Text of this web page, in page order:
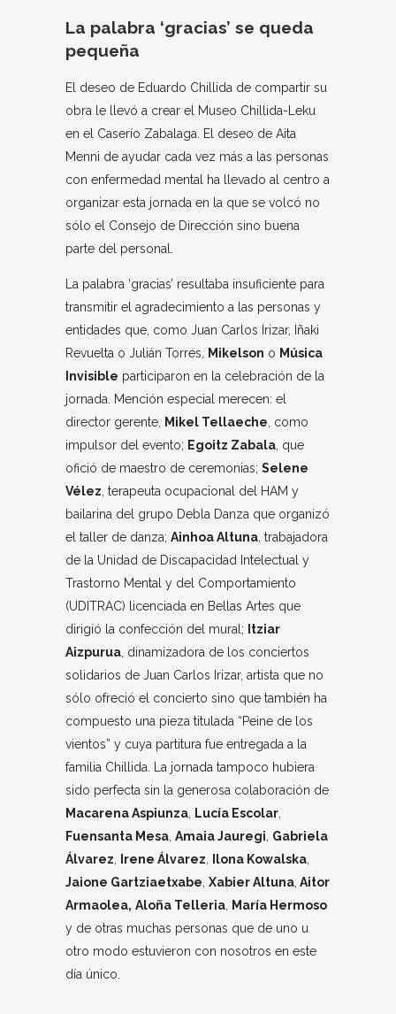
La palabra ‘gracias’ se queda
pequeña
El deseo de Eduardo Chillida de compartir su
obra le llevó a crear el Museo Chillida-Leku
en el Caserío Zabalaga. El deseo de Aita
Menni de ayudar cada vez más a las personas
con enfermedad mental ha llevado al centro a
organizar esta jornada en la que se volcó no
sólo el Consejo de Dirección sino buena
parte del personal.
La palabra ‘gracias’ resultaba insuficiente para
transmitir el agradecimiento a las personas y
entidades que, como Juan Carlos Irizar, Iñaki
Revuelta o Julián Torres, Mikelson o Música
Invisible participaron en la celebración de la
jornada. Mención especial merecen: el
director gerente, Mikel Tellaeche, como
impulsor del evento; Egoitz Zabala, que
ofició de maestro de ceremonias; Selene
Vélez, terapeuta ocupacional del HAM y
bailarina del grupo Debla Danza que organizó
el taller de danza; Ainhoa Altuna, trabajadora
de la Unidad de Discapacidad Intelectual y
Trastorno Mental y del Comportamiento
(UDITRAC) licenciada en Bellas Artes que
dirigió la confección del mural;
Itziar
Aizpurua, dinamizadora de los conciertos
solidarios de Juan Carlos Irizar, artista que no
sólo ofreció el concierto sino que también ha
compuesto una pieza titulada “Peine de los
vientos” y cuya partitura fue entregada a la
familia Chillida. La jornada tampoco hubiera
sido perfecta sin la generosa colaboración de
Macarena Aspiunza, Lucía Escolar,
Fuensanta Mesa, Amaia Jauregi, Gabriela
Álvarez, Irene Álvarez, Ilona Kowalska,
Jaione Gartziaetxabe, Xabier Altuna, Aitor
Armaolea, Aloña Telleria, María Hermoso
y de otras muchas personas que de uno u
otro modo estuvieron con nosotros en este
día único.